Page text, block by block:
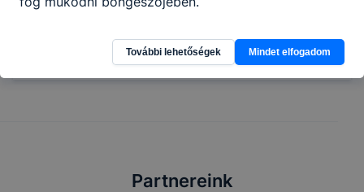
program, szervezett külföldi utazások, sportnap,
Partnereink
További lehetőségek Mindet elfogadom